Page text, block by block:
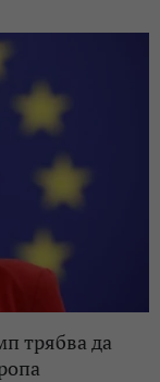
трябва да